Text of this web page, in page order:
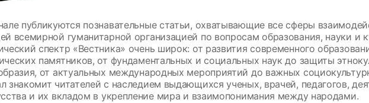
публикуются познавательные статьи, охватывающие все сферы
всемирной гуманитарной организацией по вопросам образования, науки
спектр «Вестника» очень широк: от развития современного
памятников, от фундаментальных и социальных наук до защиты
от актуальных международных мероприятий до важных
знакомит читателей с наследием выдающихся ученых, врачей, педагогов,
и их вкладом в укрепление мира и взаимопонимания между народами.